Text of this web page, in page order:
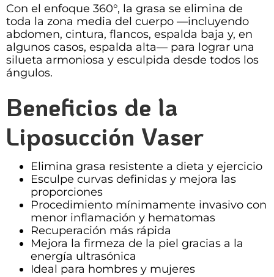
Con el enfoque 360°, la grasa se elimina de
toda la zona media del cuerpo —incluyendo
abdomen, cintura, flancos, espalda baja y, en
algunos casos, espalda alta— para lograr una
silueta armoniosa y esculpida desde todos los
ángulos.
Beneficios de la
Liposucción Vaser
Elimina grasa resistente a dieta y ejercicio
Esculpe curvas definidas y mejora las
proporciones
Procedimiento mínimamente invasivo con
menor inflamación y hematomas
Recuperación más rápida
Mejora la firmeza de la piel gracias a la
energía ultrasónica
Ideal para hombres y mujeres